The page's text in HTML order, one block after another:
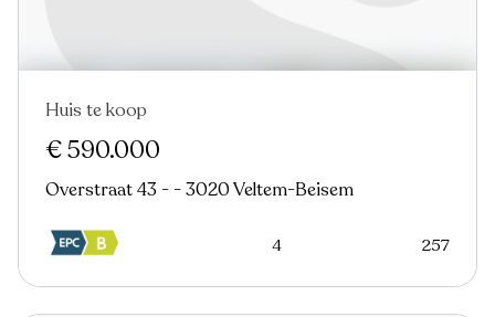
Huis te koop
€ 590.000
Overstraat 43 - - 3020 Veltem-Beisem
4 257